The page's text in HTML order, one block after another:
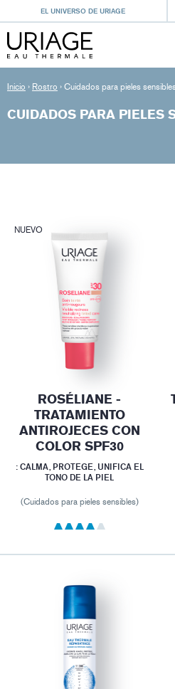
EL UNIVERSO DE URIAGE
Inicio › Rostro › Cuidados para pieles
CUIDADOS PARA PIELES
NUEVO
ROSÉLIANE -
TRATAMIENTO
ANTIROJECES CON
COLOR SPF30
: CALMA, PROTEGE, UNIFICA EL
TONO DE LA PIEL
(Cuidados para pieles sensibles)